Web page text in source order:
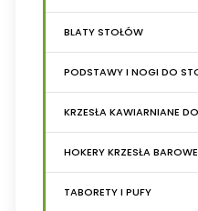
BLATY STOŁÓW
PODSTAWY I NOGI DO
KRZESŁA KAWIARNIANE
HOKERY KRZESŁA BAROWE
TABORETY I PUFY